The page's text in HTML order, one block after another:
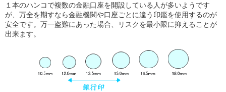
１本のハンコで複数の金融口座を開設している人が多いようです
が、万全を期すなら金融機関や口座ごとに違う印鑑を使用するのが
安全です。万一盗難にあった場合、リスクを最小限に抑えることが
出来ます。